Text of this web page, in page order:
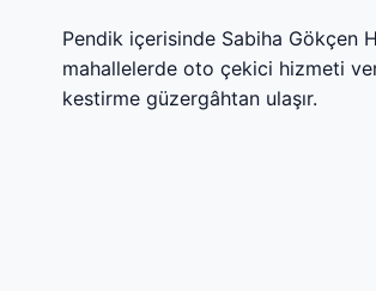
Pendik içerisinde Sabiha Gökçen
mahallelerde oto çekici hizmeti
kestirme güzergâhtan ulaşır.